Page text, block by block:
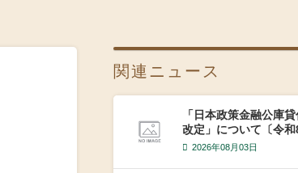
関連ニュース
「日本政策金融公庫
改定」について〔令和
2026年08月03日